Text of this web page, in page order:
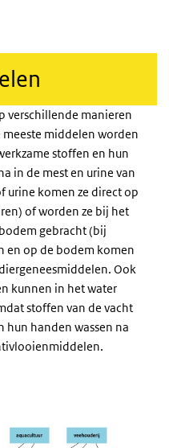
verschillende manieren
middelen worden
stoffen en hun
in de mest en urine van
urine komen ze direct op
of worden ze bij het
gebracht (bij
en op de bodem komen
Ook
kunnen in het water
stoffen van de vacht
hun handen wassen na